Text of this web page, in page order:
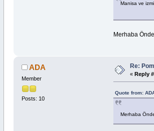
Manisa ve
Merhaba
ADA
Member
Posts: 10
Re:
« Reply
Quote from:
Merhaba